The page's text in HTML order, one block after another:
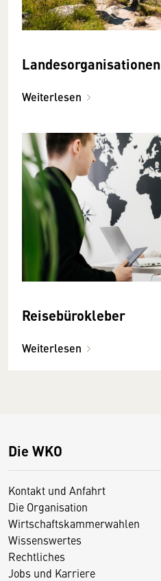
Landesorganisationen
Weiterlesen
Reisebürokleber
Weiterlesen
Die WKO
Kontakt und Anfahrt
Die Organisation
Wirtschaftskammerwahlen
Wissenswertes
Rechtliches
Jobs und Karriere